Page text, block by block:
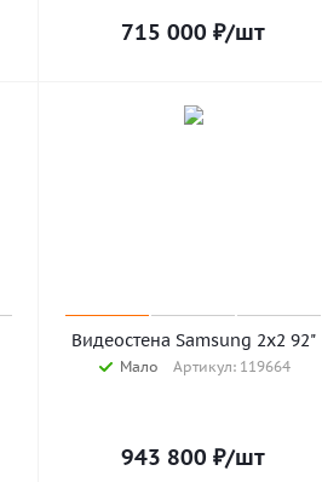
715 000 ₽/шт
Видеостена Samsung 2x2 92"
Мало Артикул: 119664
943 800 ₽/шт